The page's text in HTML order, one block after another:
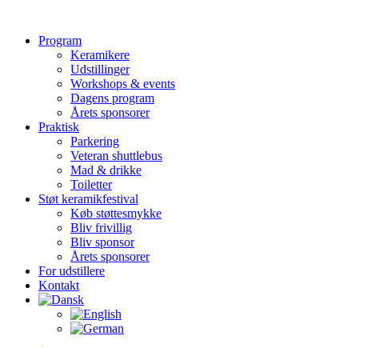
indholdProgram
Keramikere
Udstillinger
Workshops & events
Dagens program
Årets sponsorer
Praktisk
Parkering
Veteran shuttlebus
Mad & drikke
Toiletter
Støt keramikfestival
Køb støttesmykke
Bliv frivillig
Bliv sponsor
Årets sponsorer
For udstillere
Kontakt